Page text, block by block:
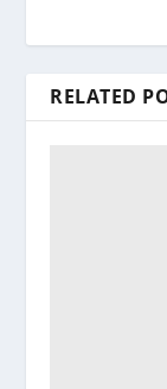
RELATED